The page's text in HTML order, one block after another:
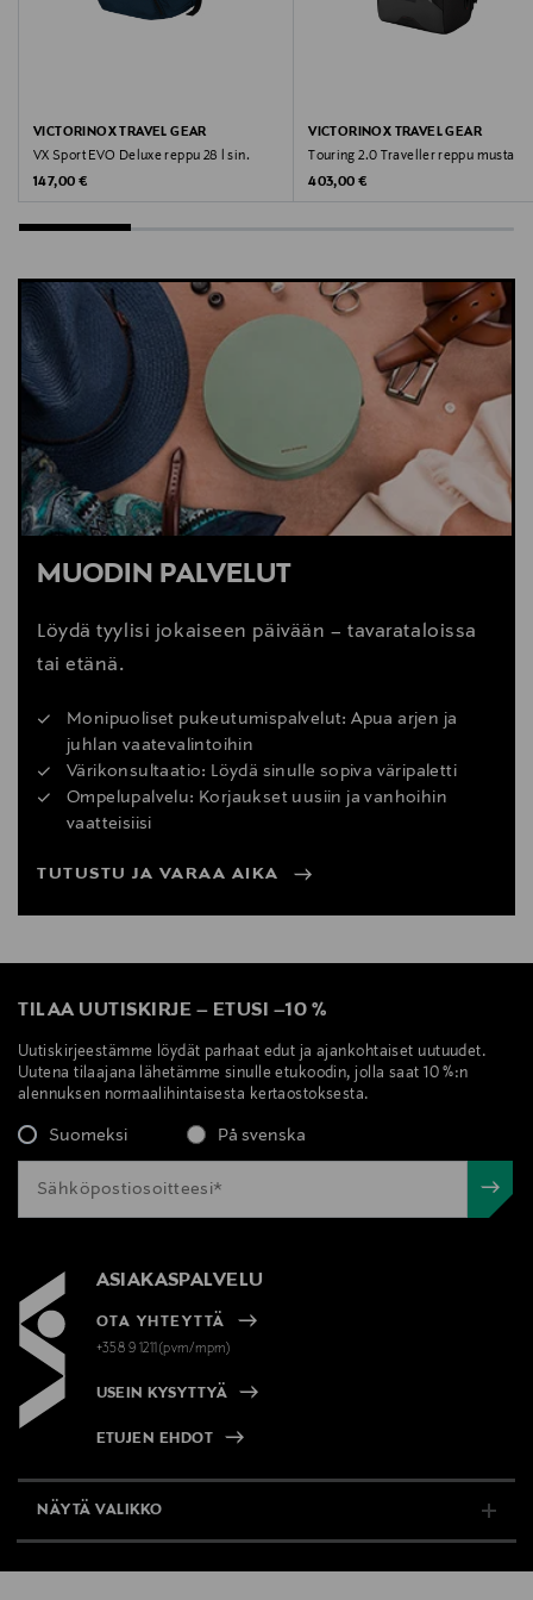
VICTORINOX TRAVEL GEAR
VX Sport EVO Deluxe reppu 28 l sin.
Original Price
147,00 €
VICTORINOX TRAVEL GEAR
Touring 2.0 Traveller reppu musta
Original Price
403,00 €
MUODIN PALVELUT
Löydä tyylisi jokaiseen päivään – tavarataloissa
tai etänä.
Monipuoliset pukeutumispalvelut: Apua arjen ja
juhlan vaatevalintoihin
Värikonsultaatio: Löydä sinulle sopiva väripaletti
Ompelupalvelu: Korjaukset uusiin ja vanhoihin
vaatteisiisi
TUTUSTU JA VARAA AIKA
TILAA UUTISKIRJE – ETUSI –10 %
Uutiskirjeestämme löydät parhaat edut ja ajankohtaiset uutuudet.
Uutena tilaajana lähetämme sinulle etukoodin, jolla saat 10 %:n
alennuksen normaalihintaisesta kertaostoksesta.
Suomeksi På svenska
ASIAKASPALVELU
OTA YHTEYTTÄ
+358 9 1211(pvm/mpm)
USEIN KYSYTTYÄ
ETUJEN EHDOT
NÄYTÄ VALIKKO